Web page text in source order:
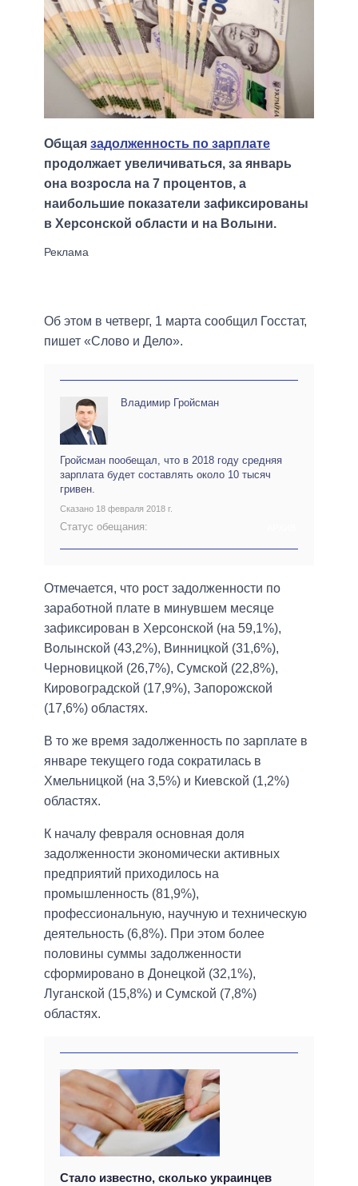
Общая задолженность по зарплате
продолжает увеличиваться, за январь
она возросла на 7 процентов, а
наибольшие показатели зафиксированы
в Херсонской области и на Волыни.
Об этом в четверг, 1 марта сообщил Госстат,
пишет «Слово и Дело».
Владимир Гройсман
Гройсман пообещал, что в 2018 году средняя
зарплата будет составлять около 10 тысяч
гривен.
Сказано 18 февраля 2018 г.
Статус обещания:
Отмечается, что рост задолженности по
заработной плате в минувшем месяце
зафиксирован в Херсонской (на 59,1%),
Волынской (43,2%), Винницкой (31,6%),
Черновицкой (26,7%), Сумской (22,8%),
Кировоградской (17,9%), Запорожской
(17,6%) областях.
В то же время задолженность по зарплате в
январе текущего года сократилась в
Хмельницкой (на 3,5%) и Киевской (1,2%)
областях.
К началу февраля основная доля
задолженности экономически активных
предприятий приходилось на
промышленность (81,9%),
профессиональную, научную и техническую
деятельность (6,8%). При этом более
половины суммы задолженности
сформировано в Донецкой (32,1%),
Луганской (15,8%) и Сумской (7,8%)
областях.
Стало известно, сколько украинцев